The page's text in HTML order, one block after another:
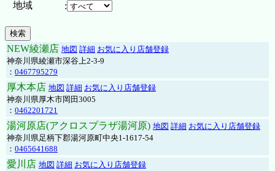
地域
:
NEW綾瀬店 地図 詳細 お気に入り店舗登録
神奈川県綾瀬市深谷上2-3-9
： 0467795279
厚木本店 地図 詳細 お気に入り店舗登録
神奈川県厚木市岡田3005
： 0462201721
湯河原店(アクロスプラザ湯河原) 地図 詳細 お気に入り店舗登録
神奈川県足柄下郡湯河原町中央1-1617-54
： 0465641688
愛川店 地図 詳細 お気に入り店舗登録